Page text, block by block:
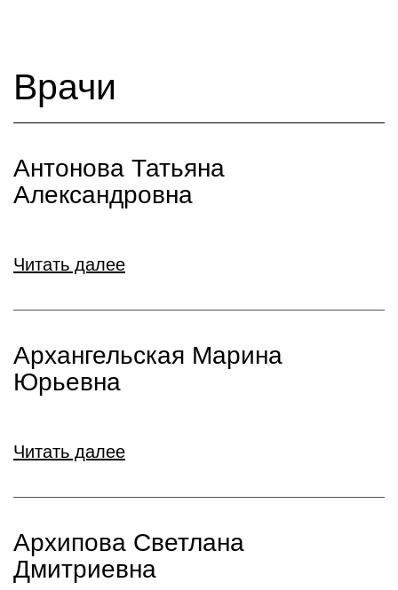
Врачи
Антонова Татьяна
Александровна
Читать далее
Архангельская Марина
Юрьевна
Читать далее
Архипова Светлана
Дмитриевна